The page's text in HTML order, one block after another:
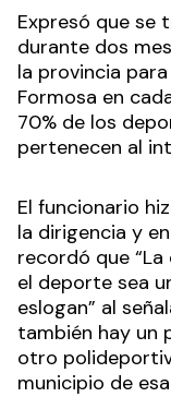
Expresó que se
durante dos
la provincia
Formosa en
70% de los
pertenecen al
El funcionario
la dirigencia y
recordó que
el deporte sea
eslogan” al
también hay un
otro
municipio de